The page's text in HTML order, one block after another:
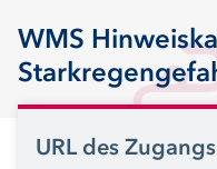
WMS
URL des Zugangs